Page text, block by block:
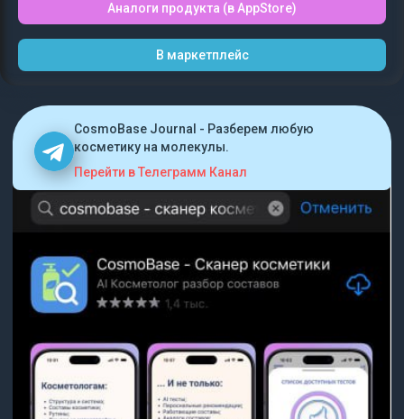
Аналоги продукта (в AppStore)
В маркетплейс
CosmoBase Journal - Разберем любую
косметику на молекулы.
Перейти в Телеграмм Канал